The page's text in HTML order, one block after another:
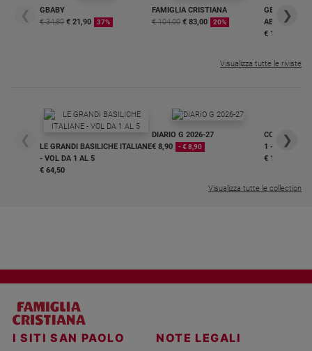
❮
GBABY
€ 34,80 € 21,90 37%
FAMIGLIA CRISTIANA
€ 104,00 € 83,00 20%
GBABY
€ 16,99
❯
Visualizza tutte le riviste
❮
LE GRANDI BASILICHE ITALIANE
- VOL DA 1 AL 5
€ 64,50
DIARIO G 2026-27
€ 8,90
- € 8,90
COLLANA
1 - 2
€ 18,50
❯
Visualizza tutte le collection
I SITI SAN PAOLO NOTE LEGALI